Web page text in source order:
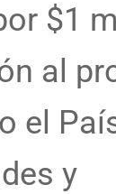
$1
al
el
y